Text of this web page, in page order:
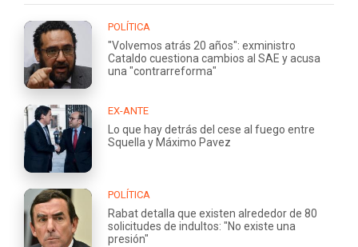
POLÍTICA
"Volvemos atrás 20 años": exministro
Cataldo cuestiona cambios al SAE y acusa
una "contrarreforma"
EX-ANTE
Lo que hay detrás del cese al fuego entre
Squella y Máximo Pavez
POLÍTICA
Rabat detalla que existen alrededor de 80
solicitudes de indultos: "No existe una
presión"